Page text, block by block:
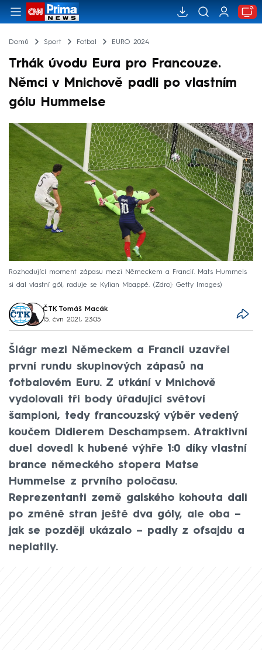
Domů Sport Fotbal EURO 2024
Trhák úvodu Eura pro Francouze.
Němci v Mnichově padli po vlastním
gólu Hummelse
Rozhodující moment zápasu mezi Německem a Francií. Mats Hummels
si dal vlastní gól, raduje se Kylian Mbappé.
Zdroj: Getty Images
ČTK, Tomáš Macák
15. čvn 2021, 23:05
Šlágr mezi Německem a Francií uzavřel
první rundu skupinových zápasů na
fotbalovém Euru. Z utkání v Mnichově
vydolovali tři body úřadující světoví
šampioni, tedy francouzský výběr vedený
koučem Didierem Deschampsem. Atraktivní
duel dovedl k hubené výhře 1:0 díky vlastní
brance německého stopera Matse
Hummelse z prvního poločasu.
Reprezentanti země galského kohouta dali
po změně stran ještě dva góly, ale oba –
jak se později ukázalo – padly z ofsajdu a
neplatily.